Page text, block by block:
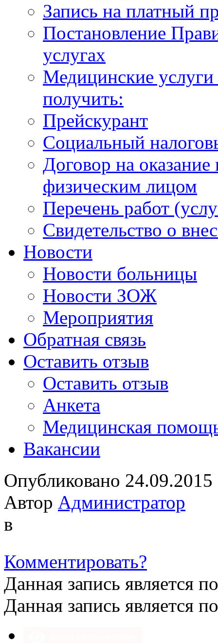
Запись на платный
Постановление
услугах
Медицинские
получить:
Прейскурант
Социальный
Договор на
физическим лицом
Перечень работ
Свидетельство о
Новости
Новости больницы
Новости ЗОЖ
Мероприятия
Обратная связь
Оставить отзыв
Оставить отзыв
Анкета
Медицинская
Вакансии
Опубликовано 24.09.2015
Автор Администратор
в
Комментировать?
Данная запись является
Данная запись является